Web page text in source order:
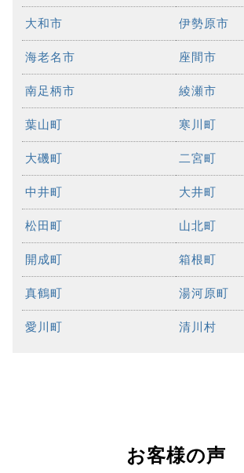
大和市 伊勢原市
海老名市 座間市
南足柄市 綾瀬市
葉山町 寒川町
大磯町 二宮町
中井町 大井町
松田町 山北町
開成町 箱根町
真鶴町 湯河原町
愛川町 清川村
お客様の声